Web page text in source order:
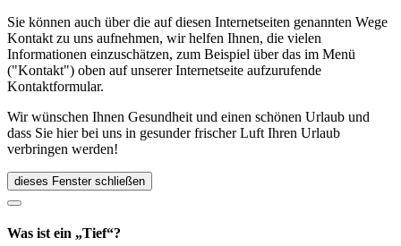
Sie können auch über die auf diesen Internetseiten genannten Wege
Kontakt zu uns aufnehmen, wir helfen Ihnen, die vielen
Informationen einzuschätzen, zum Beispiel über das im Menü
("Kontakt") oben auf unserer Internetseite aufzurufende
Kontaktformular.
Wir wünschen Ihnen Gesundheit und einen schönen Urlaub und
dass Sie hier bei uns in gesunder frischer Luft Ihren Urlaub
verbringen werden!
dieses Fenster schließen
Was ist ein „Tief“?